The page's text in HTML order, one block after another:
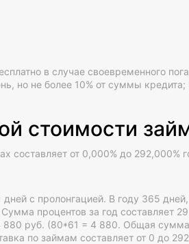
в случае своевременного
но не более 10% от суммы
стоимости
составляет от 0,000% до 292,000%
с пролонгацией. В году 365
Сумма процентов за год составляет
880 руб. (80*61 = 4 880. Общая
по займам составляет от 0 до